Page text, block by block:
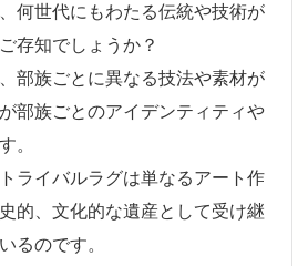
何世代にもわたる伝統や技術が
存知でしょうか？
部族ごとに異なる技法や素材が
部族ごとのアイデンティティや
。
ライバルラグは単なるアート作
的、文化的な遺産として受け継
るのです。